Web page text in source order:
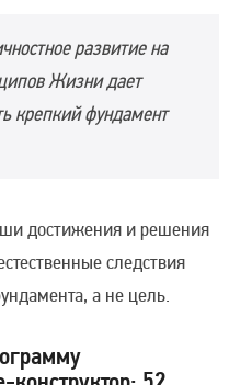
развитие на
Жизни дает
крепкий фундамент
достижения и решения
следствия
а не цель.